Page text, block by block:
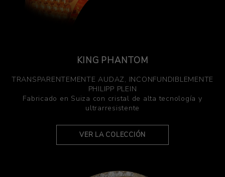
KING PHANTOM
TRANSPARENTEMENTE AUDAZ, INCONFUNDIBLEMENTE
PHILIPP PLEIN
Fabricado en Suiza con cristal de alta tecnología y
ultrarresistente
VER LA COLECCIÓN